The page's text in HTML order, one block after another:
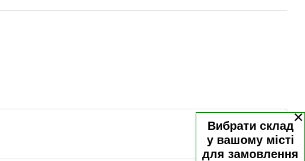
×
Вибрати склад
у вашому місті
для замовлення